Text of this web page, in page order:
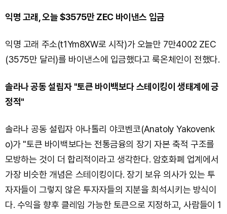
익명 고래, 오늘 $3575만 ZEC 바이낸스 입금
익명 고래 주소(t1Ym8XW로 시작)가 오늘만 7만4002 ZEC
(3575만 달러)를 바이낸스에 입금했다고 룩온체인이 전했다.
솔라나 공동 설립자 "토큰 바이백보다 스테이킹이 생태계에 긍
정적"
솔라나 공동 설립자 아나톨리 야코벤코(Anatoly Yakovenk
o)가 "토큰 바이백보다는 전통금융의 장기 자본 축적 구조를
모방하는 것이 더 합리적이라고 생각한다. 암호화폐 업계에서
가장 비슷한 개념은 스테이킹이다. 장기 보유 의사가 있는 투
자자들이 그렇지 않은 투자자들의 지분을 희석시키는 방식이
다. 수익을 향후 클레임 가능한 토큰으로 지정하고, 사람들이 1